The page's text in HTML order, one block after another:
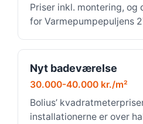
Priser inkl. montering, og
for Varmepumpepuljens
Nyt badeværelse
30.000-40.000 kr./m²
Bolius’
installationerne er over